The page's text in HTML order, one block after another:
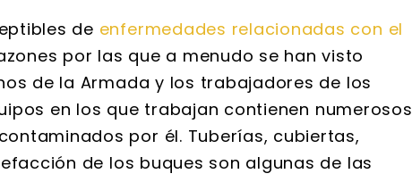
de enfermedades relacionadas con el
por las que a menudo se han visto
de la Armada y los trabajadores de los
en los que trabajan contienen numerosos
por él. Tuberías, cubiertas,
de los buques son algunas de las